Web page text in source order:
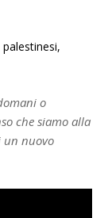
o
che siamo alla
un nuovo